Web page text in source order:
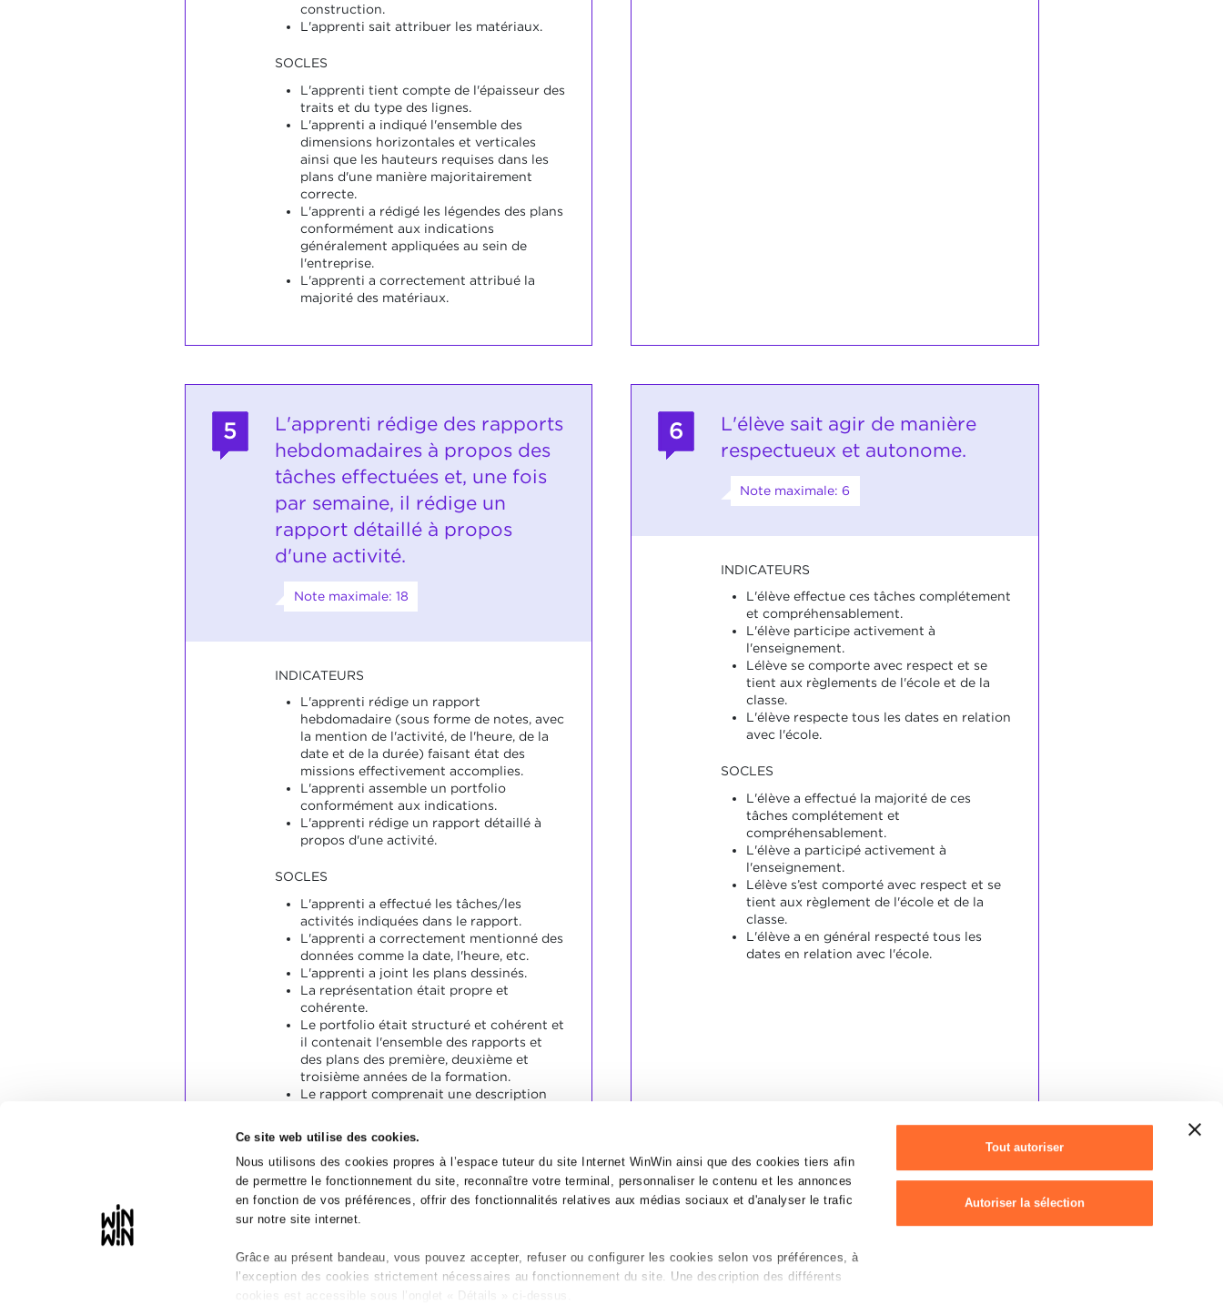
Ce site web utilise des cookies.
Nous utilisons des cookies propres à l’espace tuteur du site Internet WinWin ainsi que des cookies tiers afin
de permettre le fonctionnement du site, reconnaître votre terminal, personnaliser le contenu et les annonces
en fonction de vos préférences, offrir des fonctionnalités relatives aux médias sociaux et d'analyser le trafic
sur notre site internet.
Grâce au présent bandeau, vous pouvez accepter, refuser ou configurer les cookies selon vos préférences, à
l’exception des cookies strictement nécessaires au fonctionnement du site. Une description des différents
Tout autoriser
Autoriser la sélection
construction.
L'apprenti sait attribuer les matériaux.
SOCLES
L'apprenti tient compte de l'épaisseur des
traits et du type des lignes.
L'apprenti a indiqué l'ensemble des
dimensions horizontales et verticales
ainsi que les hauteurs requises dans les
plans d'une manière majoritairement
correcte.
L'apprenti a rédigé les légendes des plans
conformément aux indications
généralement appliquées au sein de
l'entreprise.
L'apprenti a correctement attribué la
majorité des matériaux.
5
L'apprenti rédige des rapports
hebdomadaires à propos des
tâches effectuées et, une fois
par semaine, il rédige un
rapport détaillé à propos
d'une activité.
Note maximale: 18
INDICATEURS
L'apprenti rédige un rapport
hebdomadaire (sous forme de notes, avec
la mention de l'activité, de l'heure, de la
date et de la durée) faisant état des
missions effectivement accomplies.
L'apprenti assemble un portfolio
conformément aux indications.
L'apprenti rédige un rapport détaillé à
propos d'une activité.
SOCLES
L'apprenti a effectué les tâches/les
activités indiquées dans le rapport.
L'apprenti a correctement mentionné des
données comme la date, l'heure, etc.
L'apprenti a joint les plans dessinés.
La représentation était propre et
cohérente.
Le portfolio était structuré et cohérent et
il contenait l'ensemble des rapports et
des plans des première, deuxième et
troisième années de la formation.
Le rapport comprenait une description
expliqué l'utilité de l'activité en question,
décrit la recherche des informations et
tiré des conclusions.
6
L'élève sait agir de manière
respectueux et autonome.
Note maximale: 6
INDICATEURS
L'élève effectue ces tâches complétement
et compréhensablement.
L'élève participe activement à
l'enseignement.
Lélève se comporte avec respect et se
tient aux règlements de l'école et de la
classe.
L'élève respecte tous les dates en relation
avec l'école.
SOCLES
L'élève a effectué la majorité de ces
tâches complétement et
compréhensablement.
L'élève a participé activement à
l'enseignement.
Lélève s’est comporté avec respect et se
tient aux règlement de l'école et de la
classe.
L'élève a en général respecté tous les
dates en relation avec l'école.